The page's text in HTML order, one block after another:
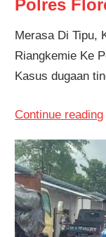
Polres
Merasa Di Tipu,
Riangkemie Ke
Kasus dugaan
Continue reading